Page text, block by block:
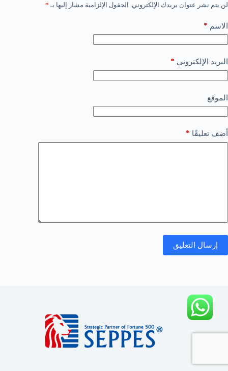
لن يتم نشر عنوان بريدك الإلكتروني. الحقول الإلزامية مشار إليها بـ *
الاسم *
البريد الإلكتروني *
الموقع
أضف تعليقًا *
إرسال التعليق